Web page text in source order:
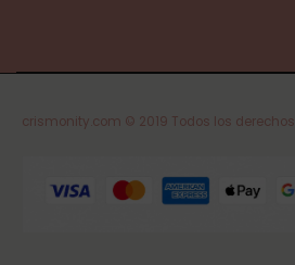
crismonity.com © 2019 Todos los